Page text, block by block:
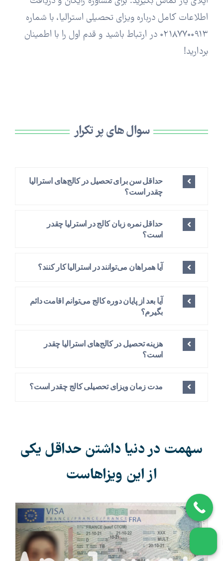
اطلاعات کامل درباره ویزای تحصیلی استرالیا، با شماره
۰۲۱۸۷۷۰۰۹۱۳ در ارتباط باشید و قدم اول را با اطمینان
بردارید!
سوال های پر تکرار
حداقل سن برای تحصیل در کالج‌های استرالیا
چقدر است؟
حداقل نمره زبان کالج در استرلیا چقدر
است؟
آیا همراهان می‌توانند در استرالیا کار کنند؟
آیا بعد از پایان دوره کالج می‌توانم اقامت دائم
بگیرم؟
هزینه تحصیل در کالج‌های استرالیا چقدر
است؟
مدت زمان ویزای تحصیلی کالج چقدر است؟
سهمت در دنیا داشتن حداقل یکی
از این ویزاهاست